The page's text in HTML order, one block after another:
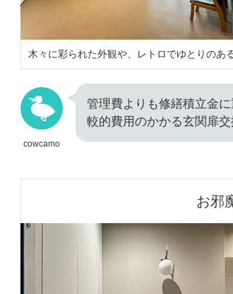
木々に彩られた外観や、レトロでゆとりのあ
cowcamo
管理費よりも修繕積立金
較的費用のかかる玄関扉交
お邪